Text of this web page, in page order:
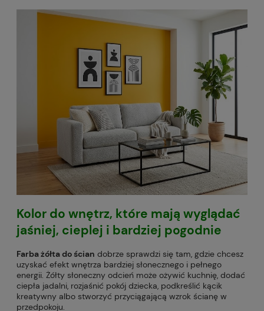
Kolor do wnętrz, które mają wyglądać
jaśniej, cieplej i bardziej pogodnie
Farba żółta do ścian dobrze sprawdzi się tam, gdzie chcesz
uzyskać efekt wnętrza bardziej słonecznego i pełnego
energii. Żółty słoneczny odcień może ożywić kuchnię, dodać
ciepła jadalni, rozjaśnić pokój dziecka, podkreślić kącik
kreatywny albo stworzyć przyciągającą wzrok ścianę w
przedpokoju.